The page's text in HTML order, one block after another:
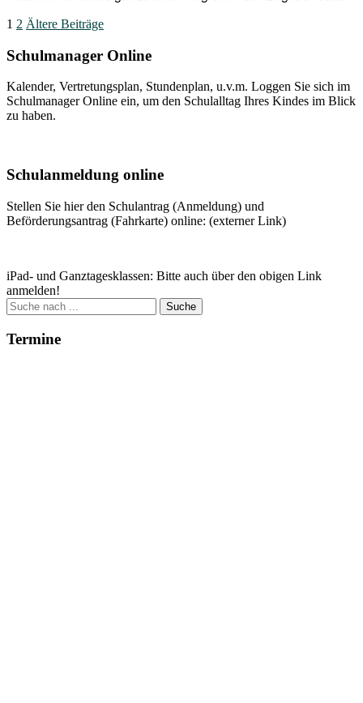
Seitennummerierung
der
1 2 Ältere Beiträge
Schulmanager Online
Kalender, Vertretungsplan, Stundenplan, u.v.m. Loggen Sie sich im
Schulmanager Online ein, um den Schulalltag Ihres Kindes im Blick
zu haben.
Schulanmeldung online
Stellen Sie hier den Schulantrag (Anmeldung) und
Beförderungsantrag (Fahrkarte) online: (externer Link)
iPad- und Ganztagesklassen: Bitte auch über den obigen Link
anmelden!
Suche
nach:
Termine